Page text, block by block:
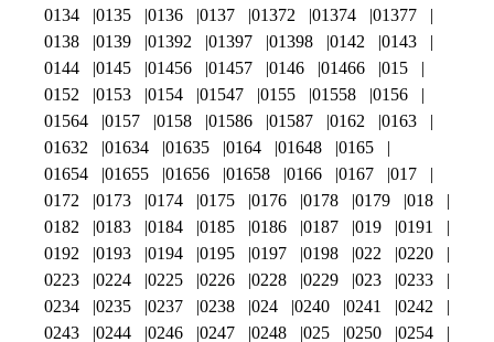
0134
0135 0136 0137 01372 01374
01377
0138
0139 01392 01397 01398 0142
0143
0144
0145 01456 01457 0146 01466
015
0152
0153 0154 01547 0155 01558
0156
01564
0157 0158 01586 01587 0162
0163
01632
01634 01635 0164 01648
0165
01654
01655 01656 01658 0166 0167
017
0172
0173 0174 0175 0176 0178 0179
018
0182
0183 0184 0185 0186 0187 019
0191
0192
0193 0194 0195 0197 0198 022
0220
0223
0224 0225 0226 0228 0229 023
0233
0234
0235 0237 0238 024 0240 0241
0242
0243
0244 0246 0247 0248 025 0250 0254